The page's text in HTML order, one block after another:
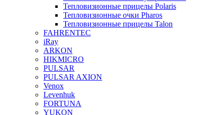
Тепловизионные прицелы Polaris
Тепловизионные очки Pharos
Тепловизионные прицелы Talon
FAHRENTEC
iRay
ARKON
HIKMICRO
PULSAR
PULSAR AXION
Venox
Levenhuk
FORTUNA
YUKON